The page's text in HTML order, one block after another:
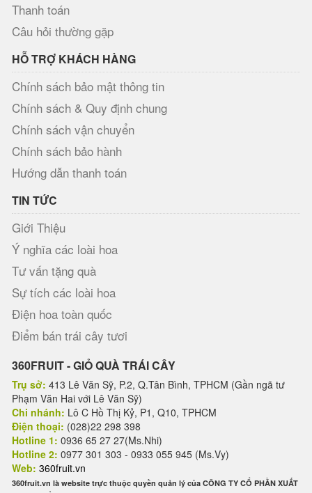
Thanh toán
Câu hỏi thường gặp
HỖ TRỢ KHÁCH HÀNG
Chính sách bảo mật thông tin
Chính sách & Quy định chung
Chính sách vận chuyển
Chính sách bảo hành
Hướng dẫn thanh toán
TIN TỨC
Giới Thiệu
Ý nghĩa các loài hoa
Tư vấn tặng quà
Sự tích các loài hoa
Điện hoa toàn quốc
Điểm bán trái cây tươi
360FRUIT - GIỎ QUÀ TRÁI CÂY
Trụ sở: 413 Lê Văn Sỹ, P.2, Q.Tân Bình, TPHCM (Gần ngã tư
Phạm Văn Hai với Lê Văn Sỹ)
Chi nhánh: Lô C Hồ Thị Kỷ, P1, Q10, TPHCM
Điện thoại: (028)22 298 398
Hotline 1: 0936 65 27 27(Ms.Nhi)
Hotline 2: 0977 301 303 - 0933 055 945 (Ms.Vy)
Web: 360fruit.vn
360fruit.vn là website trực thuộc quyền quản lý của CÔNG TY CỔ PHẦN XUẤT